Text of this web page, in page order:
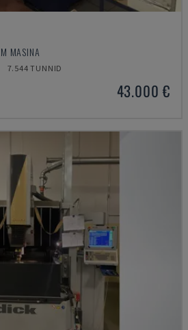
MASINA
7.544 TUNNID
43.000 €